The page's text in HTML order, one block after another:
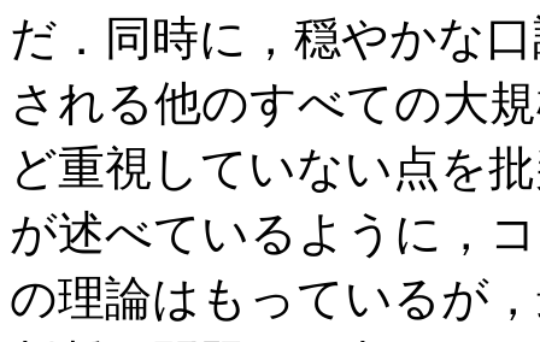
だ．同時に，穏やかな
される他のすべての大
ど重視していない点を
が述べているように，
の理論はもっているが